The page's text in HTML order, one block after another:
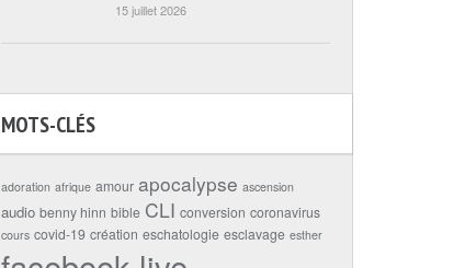
15 juillet 2026
MOTS-CLÉS
adoration afrique amour apocalypse ascension
audio benny hinn bible CLI conversion coronavirus
cours covid-19 création eschatologie esclavage esther